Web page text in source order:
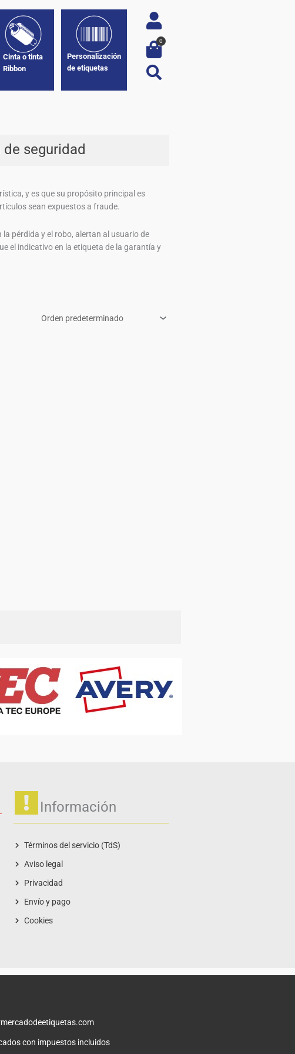
Cinta o tinta
Ribbon
Personalización
de etiquetas
0
seguridad
y es que su propósito principal es
sean expuestos a fraude.
pérdida y el robo, alertan al usuario de
el indicativo en la etiqueta de la garantía y
Información
Términos del servicio (TdS)
Aviso legal
Privacidad
Envío y pago
Cookies
con impuestos incluidos